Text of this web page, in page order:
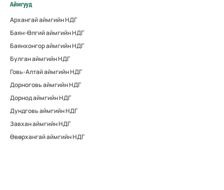
Аймгууд
Архангай аймгийн НДГ
Баян-Өлгий аймгийн НДГ
Баянхонгор аймгийн НДГ
Булган аймгийн НДГ
Говь-Алтай аймгийн НДГ
Дорноговь аймгийн НДГ
Дорнод аймгийн НДГ
Дундговь аймгийн НДГ
Завхан аймгийн НДГ
Өвөрхангай аймгийн НДГ